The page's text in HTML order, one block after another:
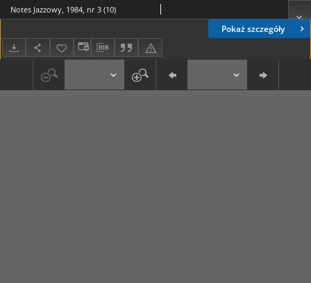
Pokaż szczegóły
Notes Jazzowy, 1984, nr 3 (10)